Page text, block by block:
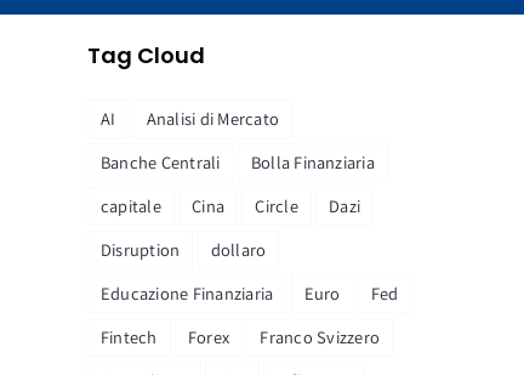
Tag Cloud
AI
Analisi di Mercato
Banche Centrali
Bolla Finanziaria
capitale
Cina Circle
Dazi
Disruption
dollaro
Educazione Finanziaria
Euro
Fed
Fintech
Forex
Franco Svizzero